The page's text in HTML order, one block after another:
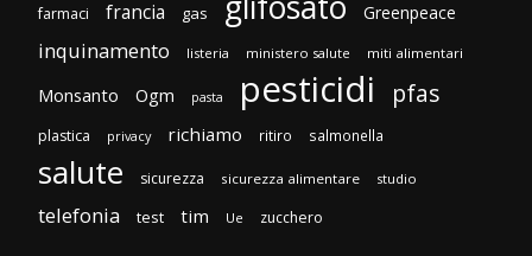
farmaci francia gas Greenpeace
inquinamento listeria ministero salute miti alimentari
Monsanto Ogm pasta pesticidi pfas
plastica privacy richiamo ritiro salmonella
salute sicurezza sicurezza alimentare studio
telefonia test tim Ue zucchero